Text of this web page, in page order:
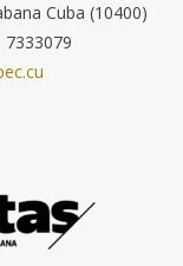
Cuba (10400)